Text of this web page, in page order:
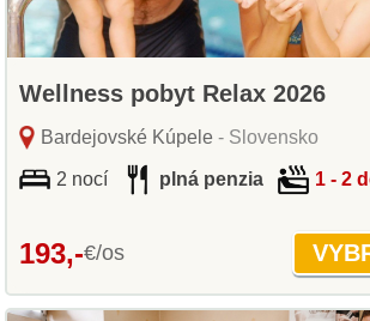
Wellness pobyt Relax 2026
Bardejovské Kúpele- Slovensko
2 nocí plná penzia 1 - 2
193,-€/os